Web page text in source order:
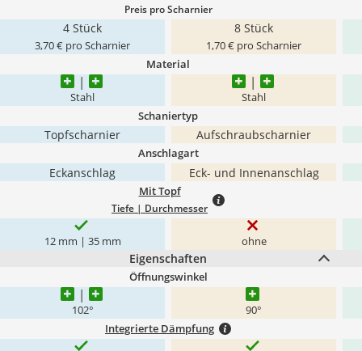
Preis pro Scharnier
4 Stück
3,70 € pro Scharnier
8 Stück
1,70 € pro Scharnier
Material
Stahl Stahl
Schaniertyp
Topfscharnier Aufschraubscharnier
Anschlagart
Eckanschlag Eck- und Innenanschlag
Mit Topf
Tiefe | Durchmesser
12 mm | 35 mm ohne
Eigenschaften
Öffnungswinkel
102° 90°
Integrierte Dämpfung